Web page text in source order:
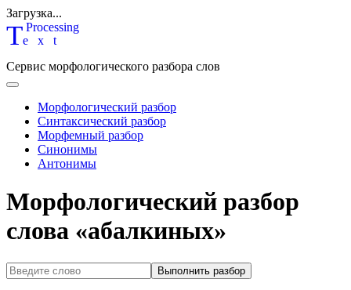
Загрузка...
Text
Processing
Сервис морфологического разбора слов
Морфологический разбор
Синтаксический разбор
Морфемный разбор
Синонимы
Антонимы
Морфологический разбор
слова «абалкиных»
Выполнить разбор